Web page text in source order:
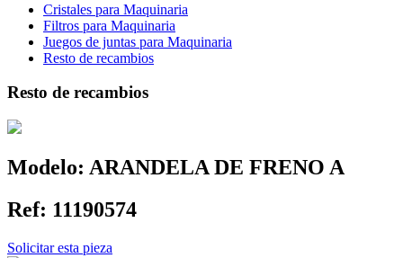
Cristales para Maquinaria
Filtros para Maquinaria
Juegos de juntas para Maquinaria
Resto de recambios
Resto de recambios
Modelo: ARANDELA DE FRENO A
Ref: 11190574
Solicitar esta pieza